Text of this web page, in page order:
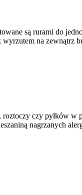
są rurami do
na zewnątrz
czy pyłków
nagrzanych